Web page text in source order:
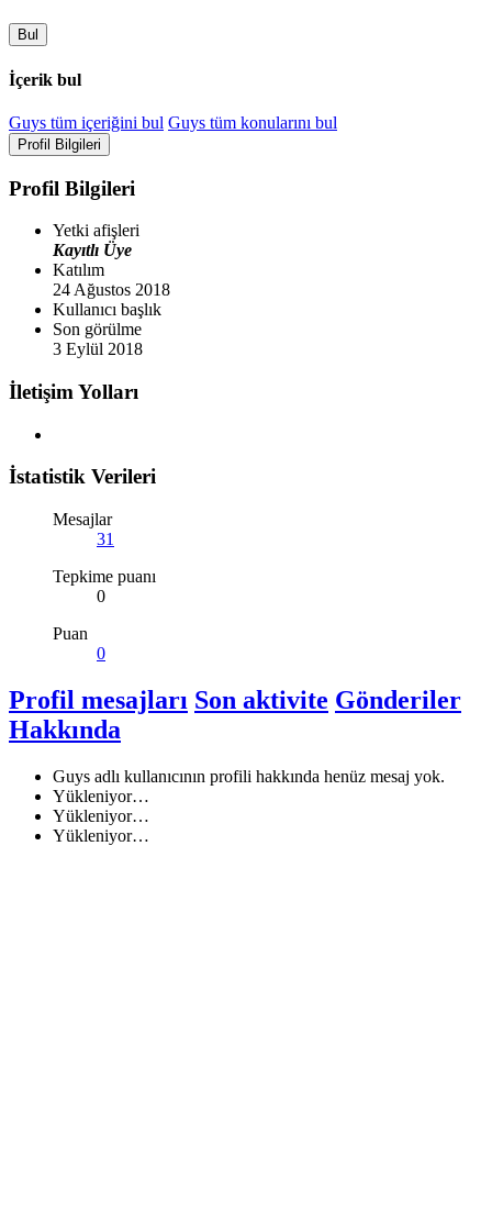
Bul
İçerik bul
Guys tüm içeriğini bul Guys tüm konularını bul
Profil Bilgileri
Profil Bilgileri
Yetki afişleri
Kayıtlı Üye
Katılım
24 Ağustos 2018
Kullanıcı başlık
Son görülme
3 Eylül 2018
İletişim Yolları
İstatistik Verileri
Mesajlar
31
Tepkime puanı
0
Puan
0
Profil mesajları Son aktivite Gönderiler
Hakkında
Guys adlı kullanıcının profili hakkında henüz mesaj yok.
Yükleniyor…
Yükleniyor…
Yükleniyor…